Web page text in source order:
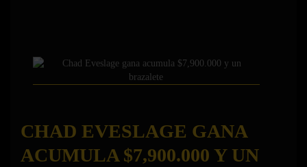
CHAD EVESLAGE GANA
ACUMULA $7,900.000 Y UN